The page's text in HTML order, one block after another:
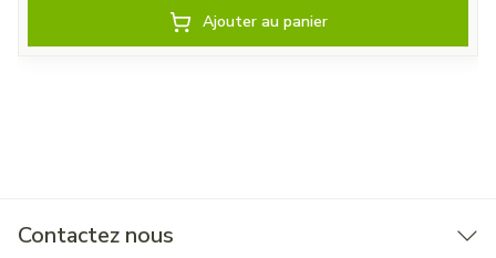
Ajouter au panier
Contactez nous